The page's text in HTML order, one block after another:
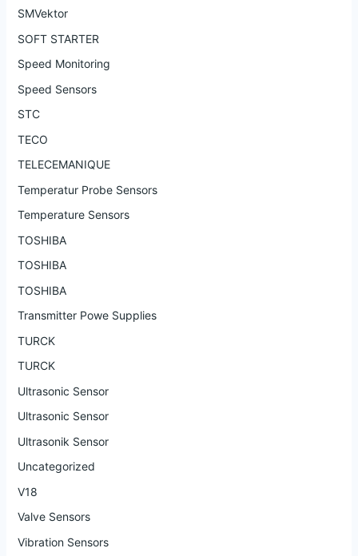
SMVektor
SOFT STARTER
Speed Monitoring
Speed Sensors
STC
TECO
TELECEMANIQUE
Temperatur Probe Sensors
Temperature Sensors
TOSHIBA
TOSHIBA
TOSHIBA
Transmitter Powe Supplies
TURCK
TURCK
Ultrasonic Sensor
Ultrasonic Sensor
Ultrasonik Sensor
Uncategorized
V18
Valve Sensors
Vibration Sensors